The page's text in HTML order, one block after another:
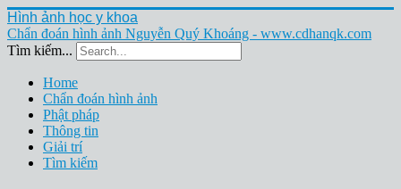
Hình ảnh học y khoa
Chẩn đoán hình ảnh Nguyễn Quý Khoáng - www.cdhanqk.com
Tìm kiếm...
Home
Chẩn đoán hình ảnh
Phật pháp
Thông tin
Giải trí
Tìm kiếm